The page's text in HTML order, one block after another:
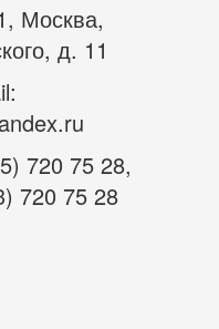
Москва,
д. 11
720 75 28,
720 75 28